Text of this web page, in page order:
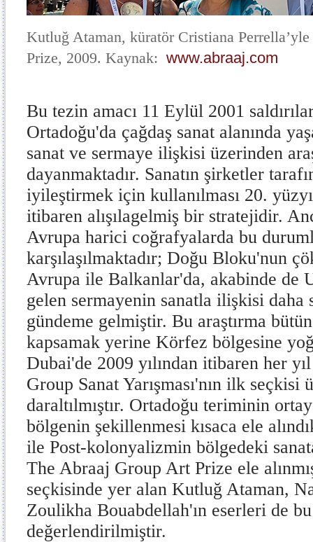
Kutluğ Ataman, küratör Cristiana
Prize, 2009. Kaynak: www.abraaj.com
Bu tezin amacı 11 Eylül 2001
Ortadoğu'da çağdaş sanat alanında
sanat ve sermaye ilişkisi üzerinden
dayanmaktadır. Sanatın şirketler
iyileştirmek için kullanılması 20.
itibaren alışılagelmiş bir stratejidir.
Avrupa harici coğrafyalarda bu
karşılaşılmaktadır; Doğu Bloku'nun
Avrupa ile Balkanlar'da, akabinde de
gelen sermayenin sanatla ilişkisi daha
gündeme gelmiştir. Bu araştırma
kapsamak yerine Körfez bölgesine
Dubai'de 2009 yılından itibaren her
Group Sanat Yarışması'nın ilk seçkisi
daraltılmıştır. Ortadoğu teriminin
bölgenin şekillenmesi kısaca ele
ile Post-kolonyalizmin bölgedeki
The Abraaj Group Art Prize ele
seçkisinde yer alan Kutluğ Ataman,
Zoulikha Bouabdellah'ın eserleri de
değerlendirilmiştir.